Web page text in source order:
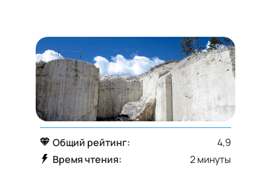
Общий рейтинг:
4,9
Время чтения:
2 минуты